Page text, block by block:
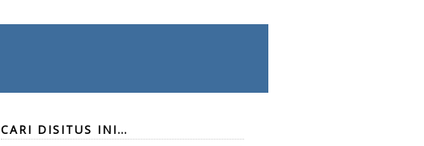
CARI DISITUS INI…